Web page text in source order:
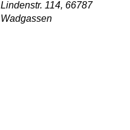
Lindenstr. 114, 66787
Wadgassen